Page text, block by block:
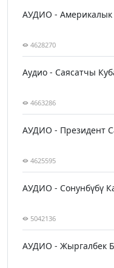
АУДИО - Америкалык
4628270
Аудио - Саясатчы
4663286
АУДИО - Президент
4625595
АУДИО - Сонунбүбү
5042136
АУДИО - Жыргалбек